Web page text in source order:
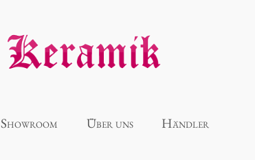
Showroom Über uns Händler